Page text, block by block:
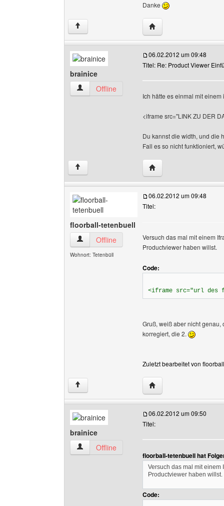
Danke
↑ Website dieses
brainice
brainice Benutzer-Profile anzeigen
Offline
06.02.2012 um 09:48
Titel: Re: Product Viewer
Ich hätte es einmal mit einem
<iframe src="LINK ZU DER
Du kannst die width, und die
Fall es so nicht funktioniert,
↑ Website dieses
floorball-tetenbuell
floorball-tetenbuell Benutzer-Profile anzeigen
Offline
Wohnort: Tetenbüll
06.02.2012 um 09:48
Titel:
Versuch das mal mit einem
Productviewer haben willst.
Code:
<iframe src="url des
Gruß, weiß aber nicht
korregiert, die 2.
Zuletzt bearbeitet von
↑ Website dieses
brainice
brainice Benutzer-Profile anzeigen
Offline
06.02.2012 um 09:50
Titel:
floorball-tetenbuell hat
Versuch das mal mit
Productviewer haben willst.
Code: